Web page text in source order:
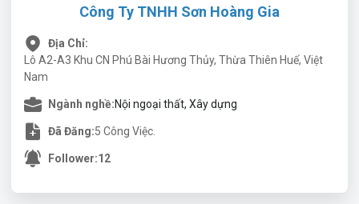
Công Ty TNHH Sơn Hoàng Gia
Địa Chỉ:
Lô A2-A3 Khu CN Phú Bài Hương Thủy, Thừa Thiên Huế, Việt
Nam
Ngành nghề:Nội ngoại thất, Xây dựng
Đã Đăng:5 Công Việc.
Follower:12